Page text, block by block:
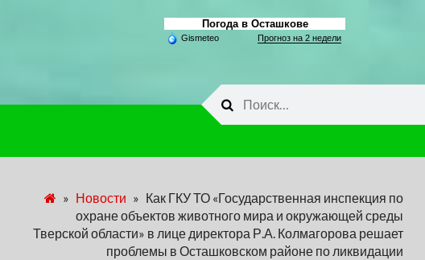
Погода в Осташкове
Gismeteo Прогноз на 2 недели
» Новости » Как ГКУ ТО «Государственная инспекция по
охране объектов животного мира и окружающей среды
Тверской области» в лице директора Р.А. Колмагорова решает
проблемы в Осташковском районе по ликвидации